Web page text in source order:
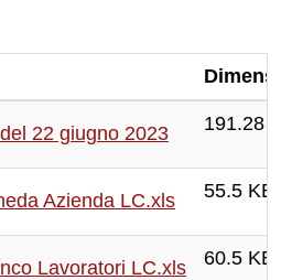
22 giugno 2023 191.28
Azienda LC.xls 55.5 KB
Lavoratori LC.xls 60.5 KB